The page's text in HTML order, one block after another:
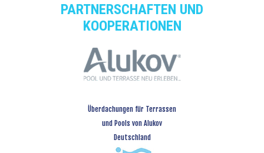
PARTNERSCHAFTEN UND
KOOPERATIONEN
Überdachungen für Terrassen
und Pools von Alukov
Deutschland